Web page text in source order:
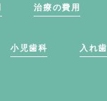
治療の費用
小児歯科 入れ歯